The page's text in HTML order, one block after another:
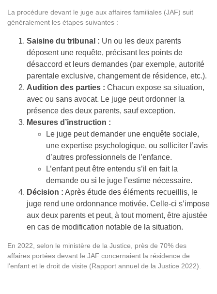
La procédure devant le juge aux affaires familiales (JAF) suit
généralement les étapes suivantes :
Saisine du tribunal : Un ou les deux parents
déposent une requête, précisant les points de
désaccord et leurs demandes (par exemple, autorité
parentale exclusive, changement de résidence, etc.).
Audition des parties : Chacun expose sa situation,
avec ou sans avocat. Le juge peut ordonner la
présence des deux parents, sauf exception.
Mesures d’instruction :
Le juge peut demander une enquête sociale,
une expertise psychologique, ou solliciter l’avis
d’autres professionnels de l’enfance.
L’enfant peut être entendu s’il en fait la
demande ou si le juge l’estime nécessaire.
Décision : Après étude des éléments recueillis, le
juge rend une ordonnance motivée. Celle-ci s’impose
aux deux parents et peut, à tout moment, être ajustée
en cas de modification notable de la situation.
En 2022, selon le ministère de la Justice, près de 70% des
affaires portées devant le JAF concernaient la résidence de
l’enfant et le droit de visite (Rapport annuel de la Justice 2022).